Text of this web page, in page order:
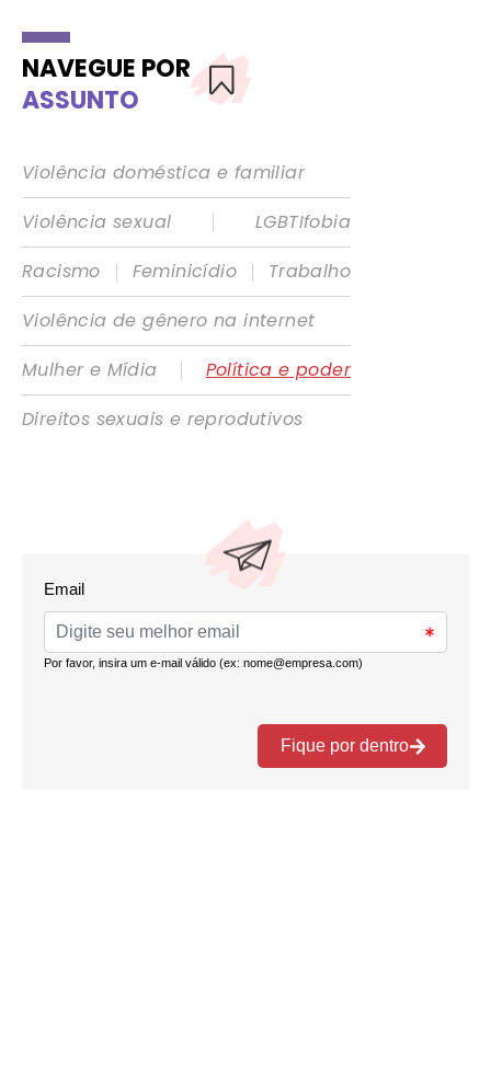
NAVEGUE POR
ASSUNTO
Violência doméstica e familiar
Violência sexual
|
LGBTIfobia
Racismo
| Feminicídio |
Trabalho
Violência de gênero na internet
Mulher e Mídia
|
Política e poder
Direitos sexuais e reprodutivos